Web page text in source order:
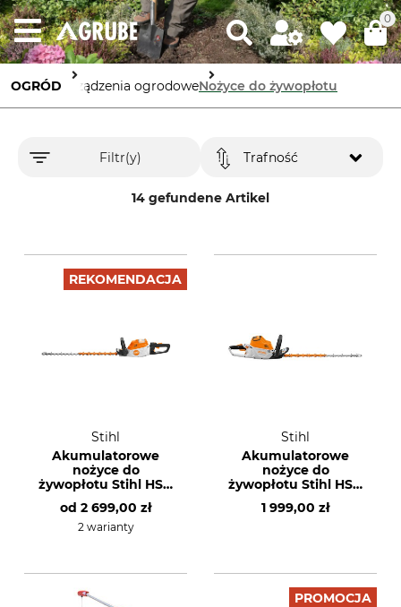
0
OGRÓD Urządzenia ogrodoweNożyce do żywopłotu
Filtr(y)
14 gefundene Artikel
Trafność
REKOMENDACJA
Stihl
Akumulatorowe
nożyce do
żywopłotu Stihl HSA
140 R bez
akumulatora i
ładowarki
od 2 699,00 zł
2 warianty
Stihl
Akumulatorowe
nożyce do
żywopłotu Stihl HSA
akumulatora i
1 999,00 zł
PROMOCJA